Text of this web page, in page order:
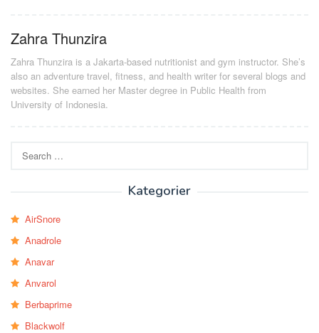
Zahra Thunzira
Zahra Thunzira is a Jakarta-based nutritionist and gym instructor. She’s
also an adventure travel, fitness, and health writer for several blogs and
websites. She earned her Master degree in Public Health from
University of Indonesia.
for:
Kategorier
AirSnore
Anadrole
Anavar
Anvarol
Berbaprime
Blackwolf